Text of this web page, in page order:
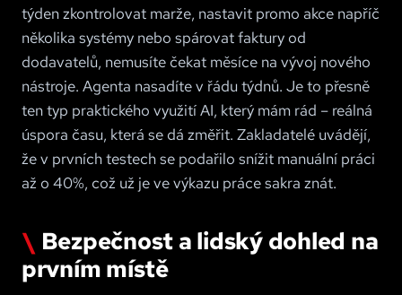
týden zkontrolovat marže, nastavit promo akce napříč
několika systémy nebo spárovat faktury od
dodavatelů, nemusíte čekat měsíce na vývoj nového
nástroje. Agenta nasadíte v řádu týdnů. Je to přesně
ten typ praktického využití AI, který mám rád – reálná
úspora času, která se dá změřit. Zakladatelé uvádějí,
že v prvních testech se podařilo snížit manuální práci
až o 40%, což už je ve výkazu práce sakra znát.
Bezpečnost a lidský dohled na
prvním místě